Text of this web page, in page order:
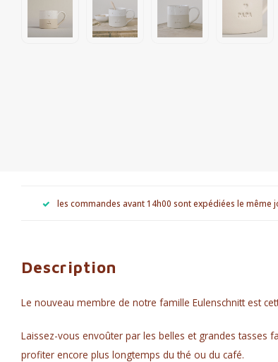
les commandes avant 14h00 sont expédiées le même
Description
Le nouveau membre de notre famille Eulenschnitt est
Laissez-vous envoûter par les belles et grandes tasses
profiter encore plus longtemps du thé ou du café.